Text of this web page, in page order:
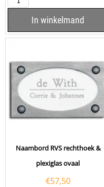
wordt vervaardigd uit...
In winkelmand
Naambord RVS rechthoek &
plexiglas ovaal
€57,50